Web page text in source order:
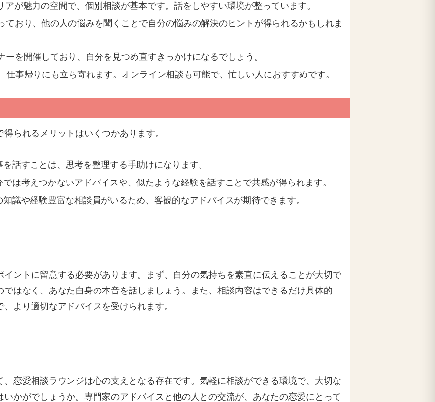
アが魅力の空間で、個別相談が基本です。話をしやすい環境が整っています。
ており、他の人の悩みを聞くことで自分の悩みの解決のヒントが得られるかもしれま
ーを開催しており、自分を見つめ直すきっかけになるでしょう。
仕事帰りにも立ち寄れます。オンライン相談も可能で、忙しい人におすすめです。
られるメリットはいくつかあります。
話すことは、思考を整理する手助けになります。
は考えつかないアドバイスや、似たような経験を話すことで共感が得られます。
識や経験豊富な相談員がいるため、客観的なアドバイスが期待できます。
ントに留意する必要があります。まず、自分の気持ちを素直に伝えることが大切で
はなく、あなた自身の本音を話しましょう。また、相談内容はできるだけ具体的
より適切なアドバイスを受けられます。
恋愛相談ラウンジは心の支えとなる存在です。気軽に相談ができる環境で、大切な
かがでしょうか。専門家のアドバイスと他の人との交流が、あなたの恋愛にとって